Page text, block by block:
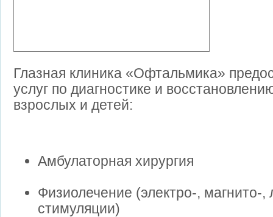
Глазная клиника «Офтальмика»
услуг по диагностике и
взрослых и детей:
Амбулаторная хирургия
Физиолечение (электро-, магнито-,
стимуляции)